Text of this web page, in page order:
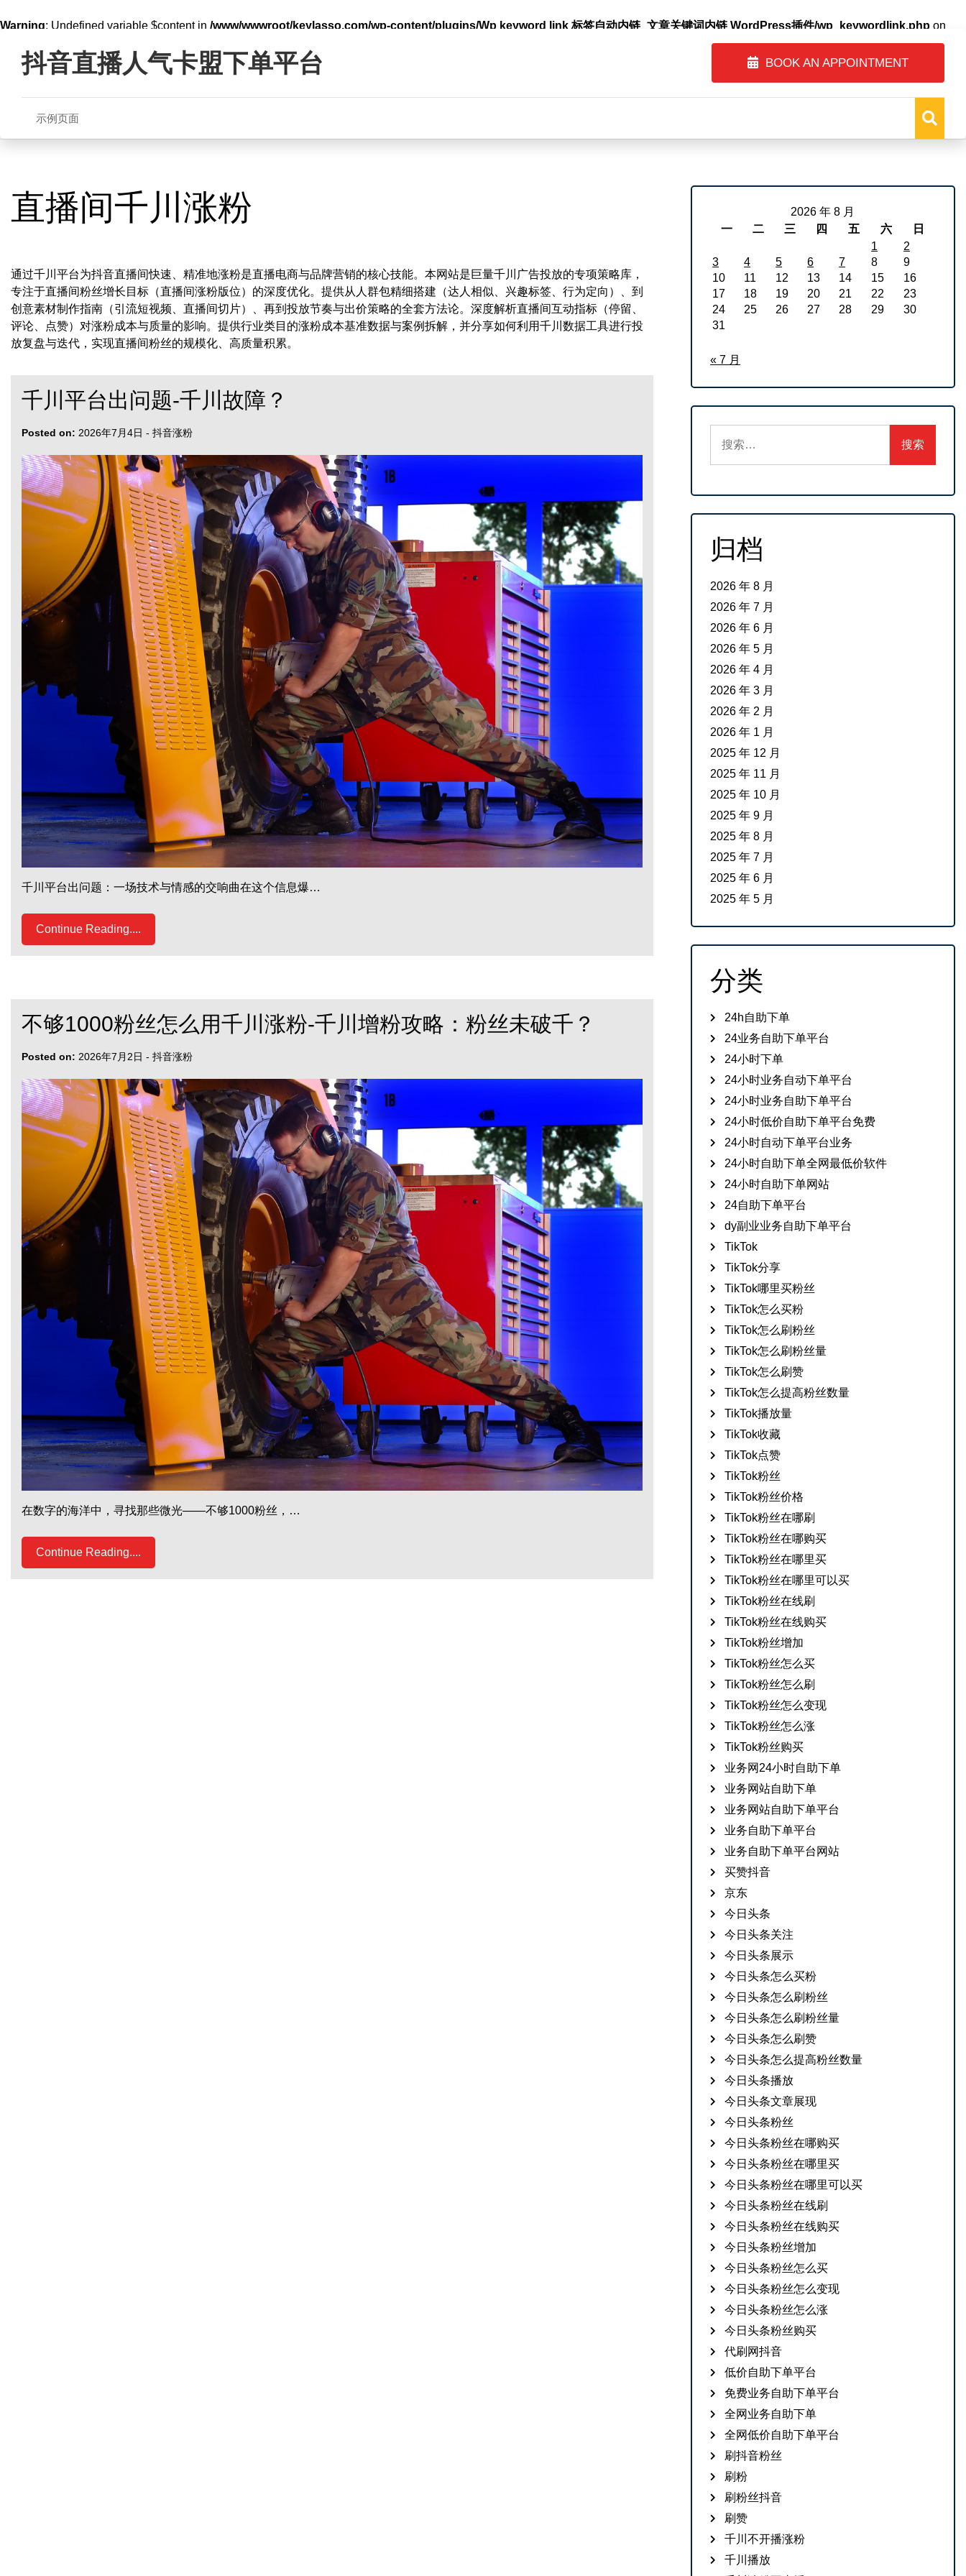
Warning: Undefined variable $content in /www/wwwroot/keylasso.com/wp-content/plugins/Wp keyword link 标签自动内链_文章关键词内链 WordPress插件/wp_keywordlink.php on
content抖音直播人气卡盟下单平台 BOOK AN APPOINTMENT
示例页面
直播间千川涨粉
通过千川平台为抖音直播间快速、精准地涨粉是直播电商与品牌营销的核心技能。本网站是巨量千川广告投放的专项策略库，
专注于直播间粉丝增长目标（直播间涨粉版位）的深度优化。提供从人群包精细搭建（达人相似、兴趣标签、行为定向）、到
创意素材制作指南（引流短视频、直播间切片）、再到投放节奏与出价策略的全套方法论。深度解析直播间互动指标（停留、
评论、点赞）对涨粉成本与质量的影响。提供行业类目的涨粉成本基准数据与案例拆解，并分享如何利用千川数据工具进行投
放复盘与迭代，实现直播间粉丝的规模化、高质量积累。
千川平台出问题-千川故障？
Posted on: 2026年7月4日 - 抖音涨粉
千川平台出问题：一场技术与情感的交响曲在这个信息爆…
Continue Reading....
不够1000粉丝怎么用千川涨粉-千川增粉攻略：粉丝未破千？
Posted on: 2026年7月2日 - 抖音涨粉
在数字的海洋中，寻找那些微光——不够1000粉丝，…
Continue Reading....
2026 年 8 月
一
二 三 四 五 六
日
1
2
3
4 5 6 7 8
9
10
11 12 13 14 15
16
17
18 19 20 21 22
23
24
25 26 27 28 29
30
31
« 7 月
索：
归档
2026 年 8 月
2026 年 7 月
2026 年 6 月
2026 年 5 月
2026 年 4 月
2026 年 3 月
2026 年 2 月
2026 年 1 月
2025 年 12 月
2025 年 11 月
2025 年 10 月
2025 年 9 月
2025 年 8 月
2025 年 7 月
2025 年 6 月
2025 年 5 月
分类
24h自助下单
24业务自助下单平台
24小时下单
24小时业务自动下单平台
24小时业务自助下单平台
24小时低价自助下单平台免费
24小时自动下单平台业务
24小时自助下单全网最低价软件
24小时自助下单网站
24自助下单平台
dy副业业务自助下单平台
TikTok
TikTok分享
TikTok哪里买粉丝
TikTok怎么买粉
TikTok怎么刷粉丝
TikTok怎么刷粉丝量
TikTok怎么刷赞
TikTok怎么提高粉丝数量
TikTok播放量
TikTok收藏
TikTok点赞
TikTok粉丝
TikTok粉丝价格
TikTok粉丝在哪刷
TikTok粉丝在哪购买
TikTok粉丝在哪里买
TikTok粉丝在哪里可以买
TikTok粉丝在线刷
TikTok粉丝在线购买
TikTok粉丝增加
TikTok粉丝怎么买
TikTok粉丝怎么刷
TikTok粉丝怎么变现
TikTok粉丝怎么涨
TikTok粉丝购买
业务网24小时自助下单
业务网站自助下单
业务网站自助下单平台
业务自助下单平台
业务自助下单平台网站
买赞抖音
京东
今日头条
今日头条关注
今日头条展示
今日头条怎么买粉
今日头条怎么刷粉丝
今日头条怎么刷粉丝量
今日头条怎么刷赞
今日头条怎么提高粉丝数量
今日头条播放
今日头条文章展现
今日头条粉丝
今日头条粉丝在哪购买
今日头条粉丝在哪里买
今日头条粉丝在哪里可以买
今日头条粉丝在线刷
今日头条粉丝在线购买
今日头条粉丝增加
今日头条粉丝怎么买
今日头条粉丝怎么变现
今日头条粉丝怎么涨
今日头条粉丝购买
代刷网抖音
低价自助下单平台
免费业务自助下单平台
全网业务自助下单
全网低价自助下单平台
刷抖音粉丝
刷粉
刷粉丝抖音
刷赞
千川不开播涨粉
千川播放